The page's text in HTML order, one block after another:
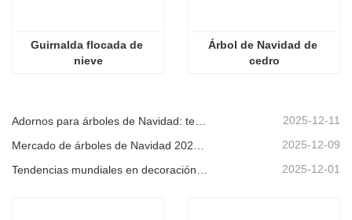
Guirnalda flocada de
nieve
Árbol de Navidad de
cedro
2025-12-11
2025-12-09
Tendencias mundiales en decoración navideña y por qué Christmas Queen sigue liderando el mercado 2025-12-01